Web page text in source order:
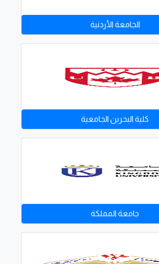
الجامعة الأردنية
كلية البحرين الجامعية
جامعة المملكة